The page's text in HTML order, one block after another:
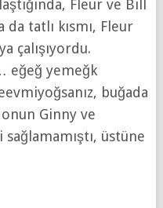
Fleur ve Bill
tatlı kısmı, Fleur
çalışıyordu.
eğeğ yemeğk
buğada
onun Ginny ve
üstüne